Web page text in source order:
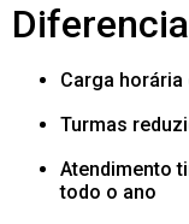
Carga horária
Turmas
Atendimento
todo o ano